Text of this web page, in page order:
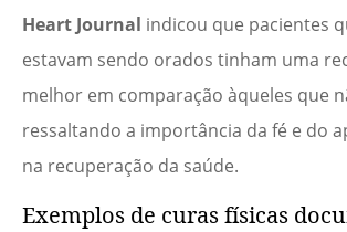
Heart Journal indicou que pacientes
estavam sendo orados tinham uma
melhor em comparação àqueles que
ressaltando a importância da fé e do
na recuperação da saúde.
Exemplos de curas físicas